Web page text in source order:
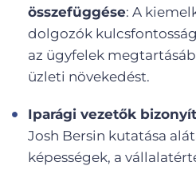
összefüggése: A
dolgozók
az ügyfelek
üzleti növekedést.
Iparági vezetők
Josh Bersin kutatása
képességek, a